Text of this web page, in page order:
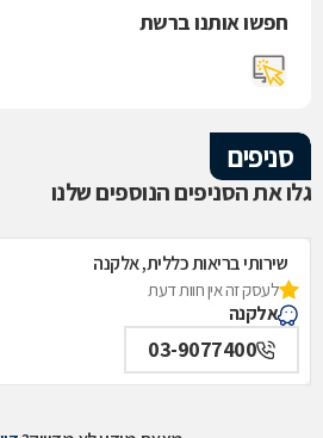
חפשו אותנו ברשת
סניפים
גלו את הסניפים הנוספים שלנו
שירותי בריאות כללית, אלקנה
לעסק זה אין חוות דעת
אלקנה
03-9077400